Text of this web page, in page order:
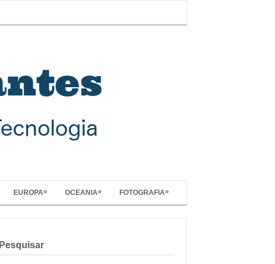
EUROPA» OCEANIA» FOTOGRAFIA»
Pesquisar